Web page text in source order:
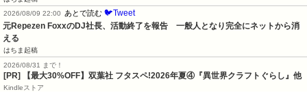
2026/08/09 22:00
あとで読む 🐦Tweet
元Repezen FoxxのDJ社長、活動終了を報告　一般人となり完全にネットから消
える
はちま起稿
2026/08/31 まで！
[PR] 【最大30%OFF】双葉社 フタスペ!2026年夏④『異世界クラフトぐらし』他
Kindleストア